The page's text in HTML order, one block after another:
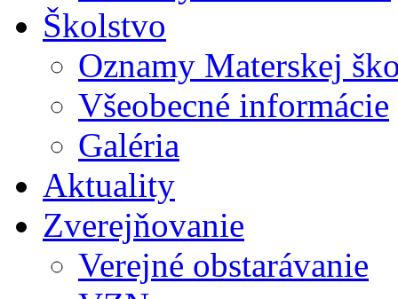
Školstvo
Oznamy Materskej
Všeobecné informácie
Galéria
Aktuality
Zverejňovanie
Verejné obstarávanie